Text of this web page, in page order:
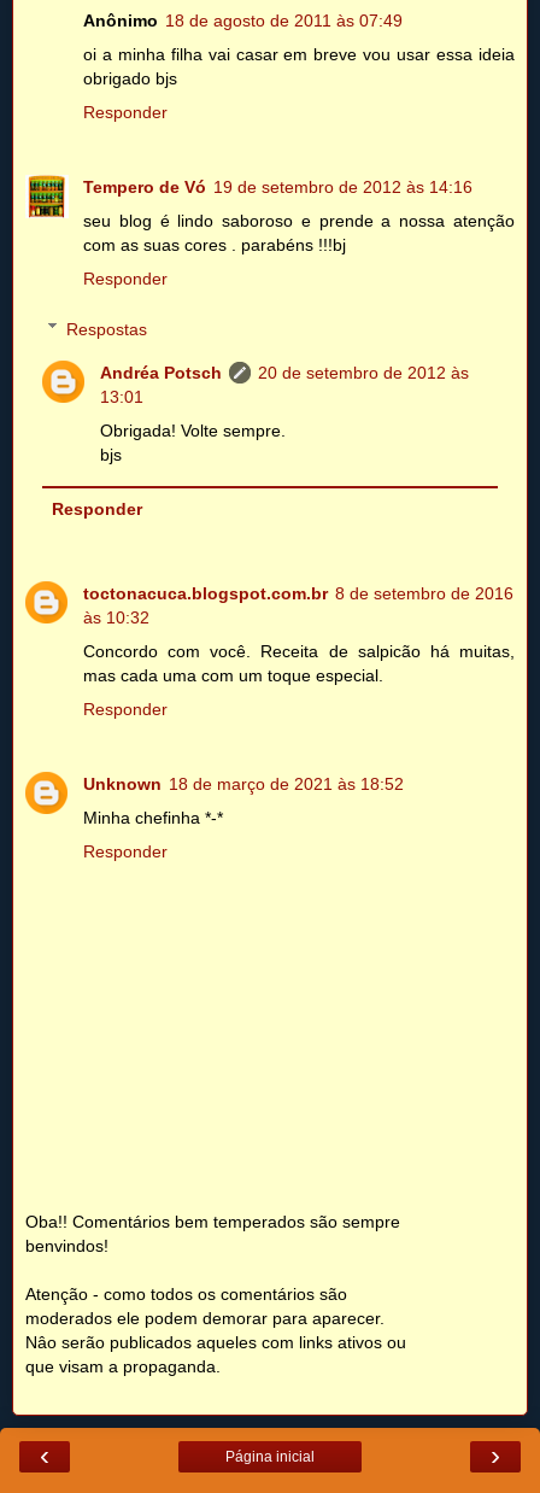
Anônimo 18 de agosto de 2011 às 07:49
oi a minha filha vai casar em breve vou usar essa ideia
obrigado bjs
Responder
Tempero de Vó 19 de setembro de 2012 às 14:16
seu blog é lindo saboroso e prende a nossa atenção
com as suas cores . parabéns !!!bj
Responder
Respostas
Andréa Potsch
20 de setembro de 2012 às
13:01
Obrigada! Volte sempre.
bjs
Responder
toctonacuca.blogspot.com.br 8 de setembro de 2016
às 10:32
Concordo com você. Receita de salpicão há muitas,
mas cada uma com um toque especial.
Responder
Unknown 18 de março de 2021 às 18:52
Minha chefinha *-*
Responder
Oba!! Comentários bem temperados são sempre
benvindos!
Atenção - como todos os comentários são
moderados ele podem demorar para aparecer.
Nâo serão publicados aqueles com links ativos ou
que visam a propaganda.
‹ ›
Página inicial